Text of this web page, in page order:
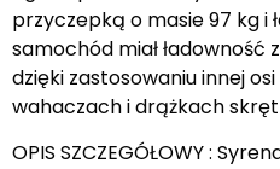
przyczepką o masie 97 kg i
samochód miał ładowność
dzięki zastosowaniu innej
wahaczach i drążkach
OPIS SZCZEGÓŁOWY :